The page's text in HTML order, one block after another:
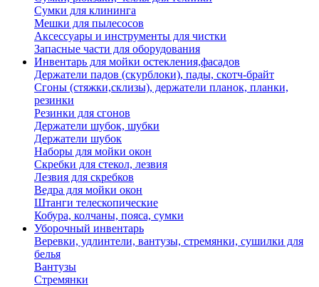
Сумки для клининга
Мешки для пылесосов
Аксессуары и инструменты для чистки
Запасные части для оборудования
Инвентарь для мойки остекления,фасадов
Держатели падов (скурблоки), пады, скотч-брайт
Сгоны (стяжки,склизы), держатели планок, планки,
резинки
Резинки для сгонов
Держатели шубок, шубки
Держатели шубок
Наборы для мойки окон
Скребки для стекол, лезвия
Лезвия для скребков
Ведра для мойки окон
Штанги телескопические
Кобура, колчаны, пояса, сумки
Уборочный инвентарь
Веревки, удлинтели, вантузы, стремянки, сушилки для
белья
Вантузы
Стремянки